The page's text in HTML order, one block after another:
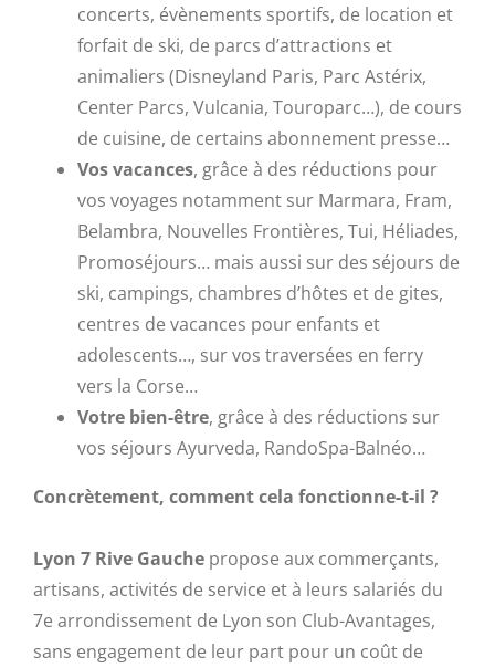
concerts, évènements sportifs, de location et
forfait de ski, de parcs d’attractions et
animaliers (Disneyland Paris, Parc Astérix,
Center Parcs, Vulcania, Touroparc…), de cours
de cuisine, de certains abonnement presse…
Vos vacances, grâce à des réductions pour
vos voyages notamment sur Marmara, Fram,
Belambra, Nouvelles Frontières, Tui, Héliades,
Promoséjours… mais aussi sur des séjours de
ski, campings, chambres d’hôtes et de gites,
centres de vacances pour enfants et
adolescents…, sur vos traversées en ferry
vers la Corse…
Votre bien-être, grâce à des réductions sur
vos séjours Ayurveda, RandoSpa-Balnéo…
Concrètement, comment cela fonctionne-t-il ?
Lyon 7 Rive Gauche propose aux commerçants,
artisans, activités de service et à leurs salariés du
7e arrondissement de Lyon son Club-Avantages,
sans engagement de leur part pour un coût de